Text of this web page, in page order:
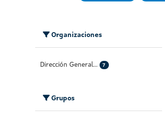
Organizaciones
Dirección General... 7
Grupos